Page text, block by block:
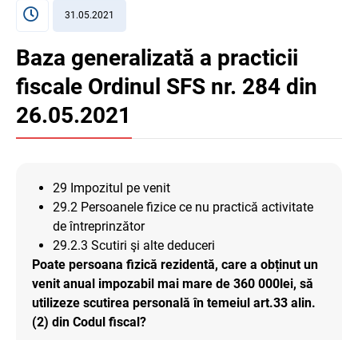
31.05.2021
Baza generalizată a practicii
fiscale Ordinul SFS nr. 284 din
26.05.2021
29 Impozitul pe venit
29.2 Persoanele fizice ce nu practică activitate
de întreprinzător
29.2.3 Scutiri şi alte deduceri
Poate persoana fizică rezidentă, care a obținut un
venit anual impozabil mai mare de 360 000lei, să
utilizeze scutirea personală în temeiul art.33 alin.
(2) din Codul fiscal?